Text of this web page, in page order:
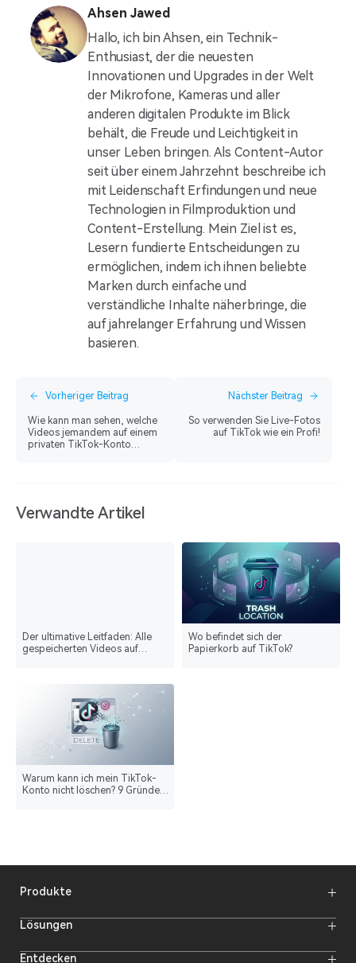
Ahsen Jawed
Hallo, ich bin Ahsen, ein Technik-
Enthusiast, der die neuesten
Innovationen und Upgrades in der Welt
der Mikrofone, Kameras und aller
anderen digitalen Produkte im Blick
behält, die Freude und Leichtigkeit in
unser Leben bringen. Als Content-Autor
seit über einem Jahrzehnt beschreibe ich
mit Leidenschaft Erfindungen und neue
Technologien in Filmproduktion und
Content-Erstellung. Mein Ziel ist es,
Lesern fundierte Entscheidungen zu
ermöglichen, indem ich ihnen beliebte
Marken durch einfache und
verständliche Inhalte näherbringe, die
auf jahrelanger Erfahrung und Wissen
basieren.
Vorheriger Beitrag
Wie kann man sehen, welche
Videos jemandem auf einem
privaten TikTok-Konto
Nächster Beitrag
So verwenden Sie Live-Fotos
auf TikTok wie ein Profi!
Verwandte Artikel
Der ultimative Leitfaden: Alle
gespeicherten Videos auf
Wo befindet sich der
Papierkorb auf TikTok?
Warum kann ich mein TikTok-
Konto nicht löschen? 9 Gründe
Produkte
Funkmikrofone
Intercom-Systeme
Lösungen
Funk-Intercom-System
Entdecken